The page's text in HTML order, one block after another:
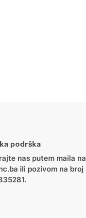
podrška
nas putem maila na
ili pozivom na broj